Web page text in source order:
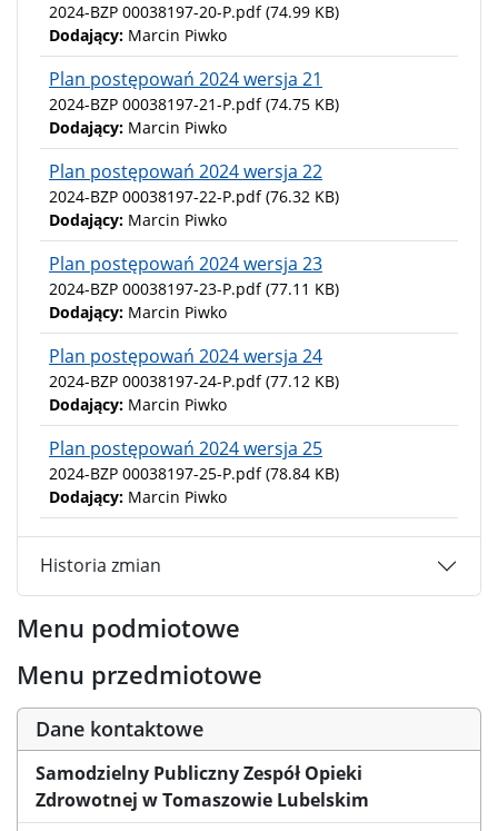
Menu podmiotowe
Menu przedmiotowe
Dane kontaktowe
Samodzielny Publiczny Zespół Opieki
Zdrowotnej w Tomaszowie Lubelskim
2024-BZP 00038197-20-P.pdf (74.99 KB)
Dodający: Marcin Piwko
Plan postępowań 2024 wersja 21
2024-BZP 00038197-21-P.pdf (74.75 KB)
Dodający: Marcin Piwko
Plan postępowań 2024 wersja 22
2024-BZP 00038197-22-P.pdf (76.32 KB)
Dodający: Marcin Piwko
Plan postępowań 2024 wersja 23
2024-BZP 00038197-23-P.pdf (77.11 KB)
Dodający: Marcin Piwko
Plan postępowań 2024 wersja 24
2024-BZP 00038197-24-P.pdf (77.12 KB)
Dodający: Marcin Piwko
Plan postępowań 2024 wersja 25
2024-BZP 00038197-25-P.pdf (78.84 KB)
Dodający: Marcin Piwko
Historia zmian